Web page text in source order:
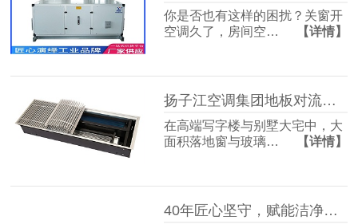
你是否也有这样的困扰？关窗开
空调久了，房间空…
【详情】
扬子江空调集团地板对流器：破解冬冷夏热难题，打造四季如春的舒适空间
在高端写字楼与别墅大宅中，大
面积落地窗与玻璃…
【详情】
40年匠心坚守，赋能洁净空气未来